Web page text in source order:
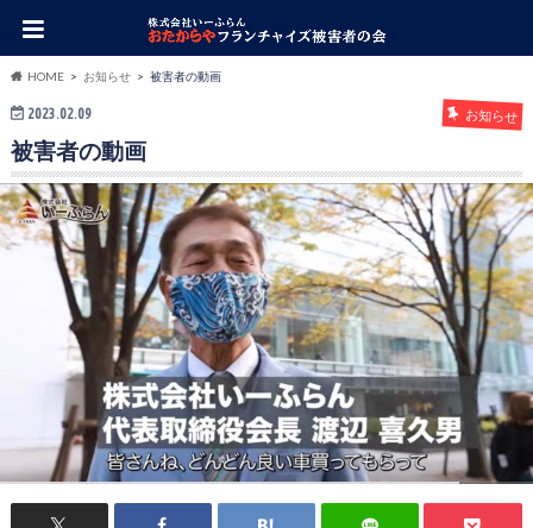
HOME お知らせ 被害者の動画
2023.02.09 お知らせ
被害者の動画